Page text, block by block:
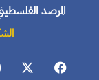
المرصد
فيسبوك